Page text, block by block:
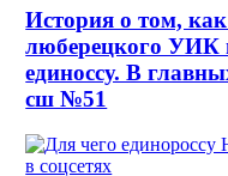
История о том,
люберецкого УИК
единоссу. В
сш №51